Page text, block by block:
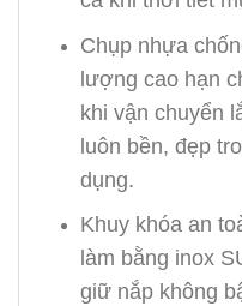
Chụp nhựa
lượng cao hạn
khi vận chuyển
luôn bền, đẹp
dụng.
Khuy khóa an
làm bằng inox
giữ nắp không